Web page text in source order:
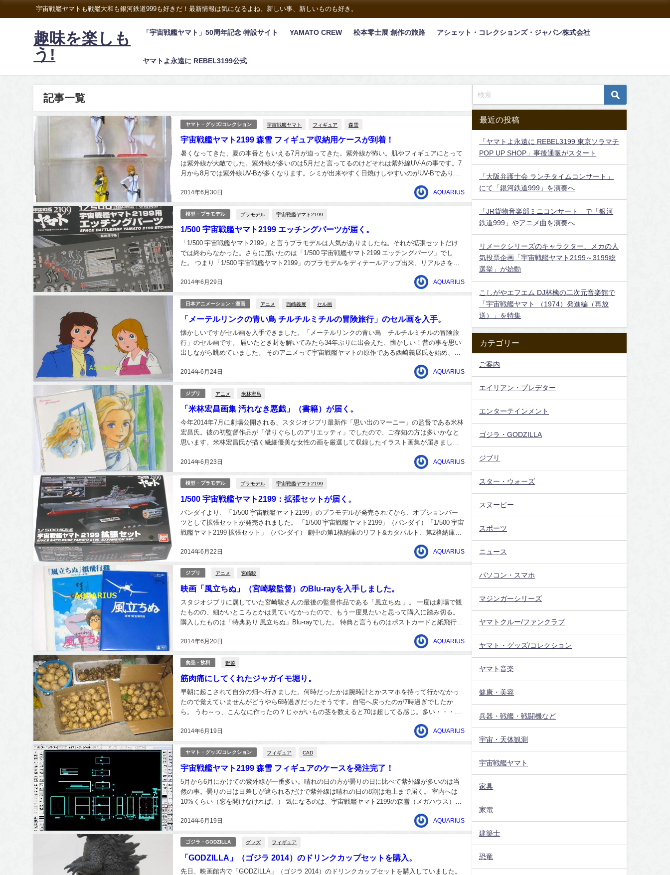
宇宙戦艦ヤマトも戦艦大和も銀河鉄道999も好きだ！最新情報は気になるよね。新しい事、新しいものも好き。
趣味を楽しも
う!
「宇宙戦艦ヤマト」50周年記念 特設サイト YAMATO CREW 松本零士展 創作の旅路 アシェット・コレクションズ・ジャパン株式会社
ヤマトよ永遠に REBEL3199公式
記事一覧
ヤマト・グッズ/コレクション 宇宙戦艦ヤマト フィギュア 森雪
宇宙戦艦ヤマト2199 森雪 フィギュア収納用ケースが到着！
2014年6月30日
暑くなってきた、夏の本番ともいえる7月が迫ってきた。紫外線が怖い。肌やフィギュアにとって
は紫外線が大敵でした。紫外線が多いのは5月だと言ってるのけどそれは紫外線UV-Aの事です。7
月から8月では紫外線UV-Bが多くなります。シミが出来やすく日焼けしやすいのがUV-Bであり
AQUARIUS
模型・プラモデル プラモデル 宇宙戦艦ヤマト2199
1/500 宇宙戦艦ヤマト2199 エッチングパーツが届く。
2014年6月29日
「1/500 宇宙戦艦ヤマト2199」と言うプラモデルは人気がありましたね。それが拡張セットだけ
では終わらなかった。さらに届いたのは「1/500 宇宙戦艦ヤマト2199 エッチングパーツ」でし
た。 つまり「1/500 宇宙戦艦ヤマト2199」のプラモデルをディテールアップ出来、リアルさを加
AQUARIUS
日本アニメーション・漫画 アニメ 西崎義展 セル画
「メーテルリンクの青い鳥 チルチルミチルの冒険旅行」のセル画を入手。
2014年6月24日
懐かしいですがセル画を入手できました。「メーテルリンクの青い鳥 チルチルミチルの冒険旅
行」のセル画です。 届いたとき封を解いてみたら34年ぶりに出会えた、懐かしい！昔の事を思い
出しながら眺めていました。 そのアニメって宇宙戦艦ヤマトの原作である西崎義展氏を始め、メ
AQUARIUS
ジブリ アニメ 米林宏昌
「米林宏昌画集 汚れなき悪戯」（書籍）が届く。
2014年6月23日
今年2014年7月に劇場公開される、スタジオジブリ最新作「思い出のマーニー」の監督である米林
宏昌氏。彼の初監督作品が「借りぐらしのアリエッティ」でしたので、ご存知の方は多いかなと
思います。米林宏昌氏が描く繊細優美な女性の画を厳選して収録したイラスト画集が届きまし
AQUARIUS
模型・プラモデル プラモデル 宇宙戦艦ヤマト2199
1/500 宇宙戦艦ヤマト2199：拡張セットが届く。
2014年6月22日
バンダイより、「1/500 宇宙戦艦ヤマト2199」のプラモデルが発売されてから、オプションパー
ツとして拡張セットが発売されました。 「1/500 宇宙戦艦ヤマト2199」（バンダイ）「1/500 宇宙
戦艦ヤマト2199 拡張セット」（バンダイ） 劇中の第1格納庫のリフト&カタパルト、第2格納庫を
AQUARIUS
ジブリ アニメ 宮崎駿
映画「風立ちぬ」（宮崎駿監督）のBlu-rayを入手しました。
2014年6月20日
スタジオジブリに属していた宮崎駿さんの最後の監督作品である「風立ちぬ 」。 一度は劇場で観
たものの、細かいところとかは見ていなかったので、もう一度見たいと思って購入に踏み切る。
購入したものは「特典あり 風立ちぬ」Blu-rayでした。 特典と言うものはポストカードと紙飛行機
AQUARIUS
食品・飲料 野菜
筋肉痛にしてくれたジャガイモ堀り。
2014年6月19日
早朝に起こされて自分の畑へ行きました。何時だったかは腕時計とかスマホを持って行かなかっ
たので覚えていませんがどうやら6時過ぎだったそうです。自宅へ戻ったのが7時過ぎでしたか
ら。 うわ～っ、こんなに作ったの？じゃがいもの茎を数えると70は超してる感じ。多い・・・。
AQUARIUS
ヤマト・グッズ/コレクション フィギュア CAD
宇宙戦艦ヤマト2199 森雪 フィギュアのケースを発注完了！
2014年6月19日
5月から6月にかけての紫外線が一番多い。晴れの日の方が曇りの日に比べて紫外線が多いのは当
然の事。曇りの日は日差しが遮られるだけで紫外線は晴れの日の8割は地上まで届く。 室内へは
10%くらい（窓を開けなければ。） 気になるのは、宇宙戦艦ヤマト2199の森雪（メガハウス）の
AQUARIUS
ゴジラ・GODZILLA グッズ フィギュア
「GODZILLA」（ゴジラ 2014）のドリンクカップセットを購入。
先日、映画館内で「GODZILLA」（ゴジラ 2014）のドリンクカップセットを購入していました。
最近の投稿
「ヤマトよ永遠に REBEL3199 東京ソラマチ
POP UP SHOP」事後通販がスタート
「大阪弁護士会 ランチタイムコンサート」
にて「銀河鉄道999」を演奏へ
「JR貨物音楽部ミニコンサート」で「銀河
鉄道999」やアニメ曲を演奏へ
リメークシリーズのキャラクター、メカの人
気投票企画「宇宙戦艦ヤマト2199～3199総
選挙」が始動
こしがやエフエム DJ林檎の二次元音楽館で
「宇宙戦艦ヤマト （1974）発進編（再放
送）」を特集
カテゴリー
ご案内
エイリアン・プレデター
エンターテインメント
ゴジラ・GODZILLA
ジブリ
スター・ウォーズ
スヌーピー
スポーツ
ニュース
パソコン・スマホ
マジンガーシリーズ
ヤマトクルー/ファンクラブ
ヤマト・グッズ/コレクション
ヤマト音楽
健康・美容
兵器・戦艦・戦闘機など
宇宙・天体観測
宇宙戦艦ヤマト
家具
家電
建築士
恐竜